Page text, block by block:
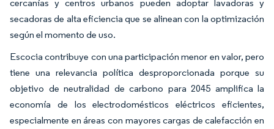
cercanías y centros urbanos pueden adoptar lavadoras y
secadoras de alta eficiencia que se alinean con la optimización
según el momento de uso.
Escocia contribuye con una participación menor en valor, pero
tiene una relevancia política desproporcionada porque su
objetivo de neutralidad de carbono para 2045 amplifica la
economía de los electrodomésticos eléctricos eficientes,
especialmente en áreas con mayores cargas de calefacción en